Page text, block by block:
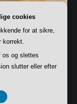
cookies
for at sikre,
korrekt.
og slettes
slutter eller efter